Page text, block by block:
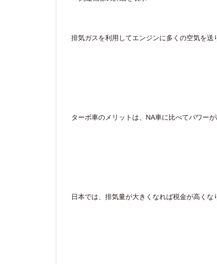
排気ガスを利用してエンジンに多くの空気を送
ターボ車のメリットは、NA車に比べてパワーが
日本では、排気量が大きくなれば税金が高くな